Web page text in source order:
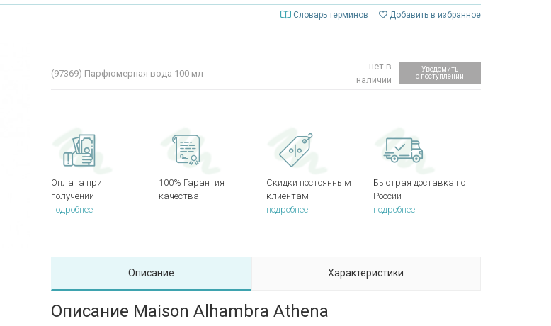
Словарь терминов Добавить в избранное
(97369) Парфюмерная вода 100 мл
нет в
наличии
Уведомить
о поступлении
Оплата при
получении
подробнее
100% Гарантия
качества
Скидки постоянным
клиентам
подробнее
Быстрая доставка по
России
подробнее
Описание Характеристики
Описание Maison Alhambra Athena